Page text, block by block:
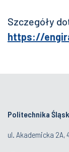
Szczegóły
https://
Politechnika
ul. Akademicka 2A,